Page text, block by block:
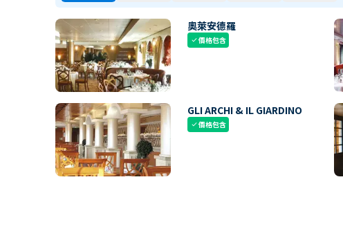
奧萊安德羅
check價格包含
GLI ARCHI & IL GIARDINO
check價格包含